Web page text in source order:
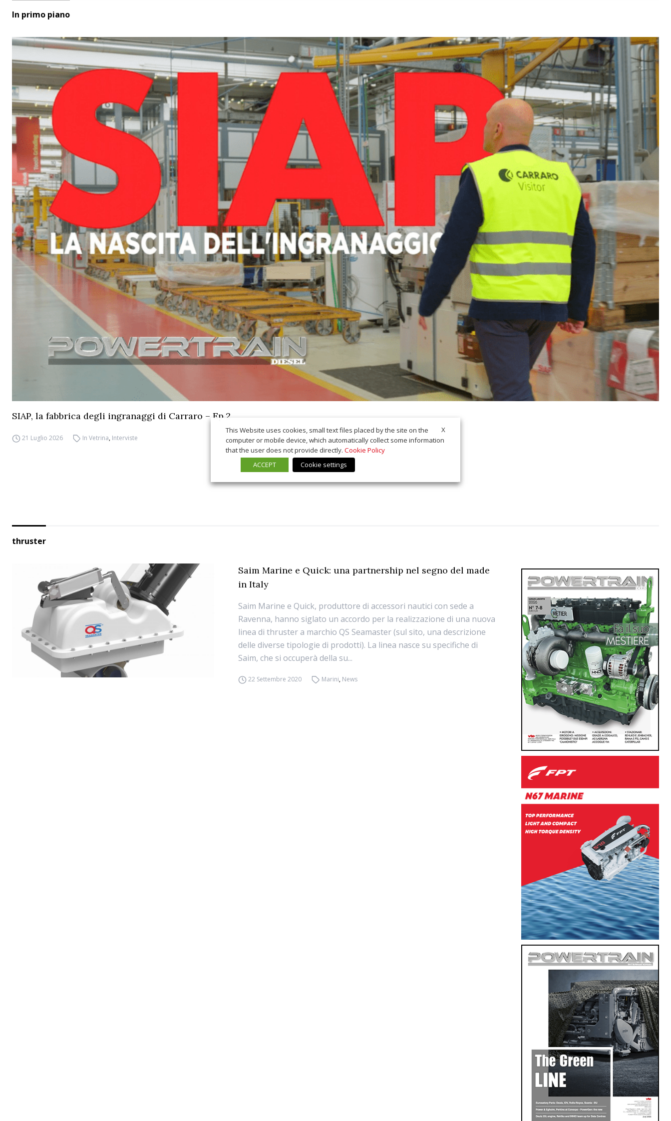
In primo piano
SIAP, la fabbrica degli ingranaggi di Carraro – Ep.2
21 Luglio 2026 In Vetrina, Interviste
thruster
Saim Marine e Quick: una partnership nel segno del made
in Italy
Saim Marine e Quick, produttore di accessori nautici con sede a
Ravenna, hanno siglato un accordo per la realizzazione di una nuova
linea di thruster a marchio QS Seamaster (sul sito, una descrizione
delle diverse tipologie di prodotti). La linea nasce su specifiche di
Saim, che si occuperà della su...
22 Settembre 2020 Marini, News
X
This Website uses cookies, small text files placed by the site on the
computer or mobile device, which automatically collect some information
that the user does not provide directly. Cookie Policy
ACCEPT
Cookie settings